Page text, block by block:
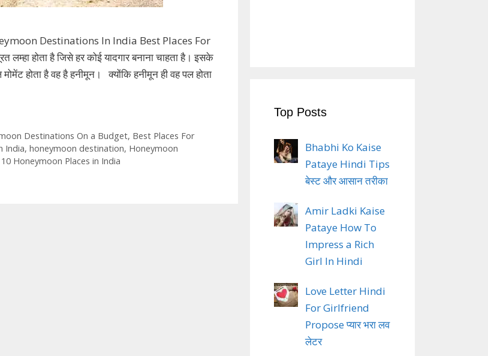
Destinations In India Best Places For
होता है जिसे हर कोई यादगार बनाना चाहता है। इसके
होता है वह है हनीमून। क्योंकि हनीमून ही वह पल होता
Destinations On a Budget, Best Places For
India, honeymoon destination, Honeymoon
Honeymoon Places in India
Top Posts
Bhabhi Ko Kaise
Pataye Hindi Tips
बेस्ट और आसान तरीका
Amir Ladki Kaise
Pataye How To
Impress a Rich
Girl In Hindi
Love Letter Hindi
For Girlfriend
Propose प्यार भरा लव
लेटर